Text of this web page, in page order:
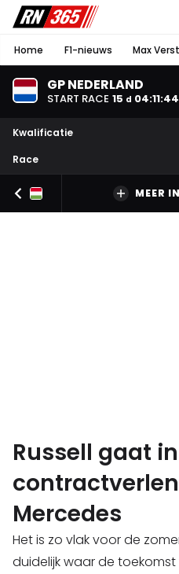
Home F1-nieuws Max
GP NEDERLAND
START RACE 15 d 04:11:43
Kwalificatie
Race
MEER
Russell gaat
Mercedes
Het is zo vlak voor de
duidelijk waar de toekomst